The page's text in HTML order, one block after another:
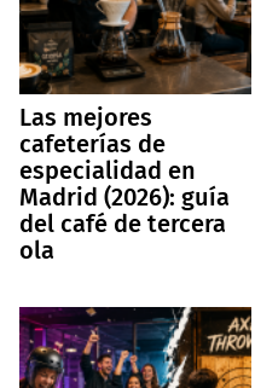
Las mejores
cafeterías de
especialidad en
Madrid (2026): guía
del café de tercera
ola